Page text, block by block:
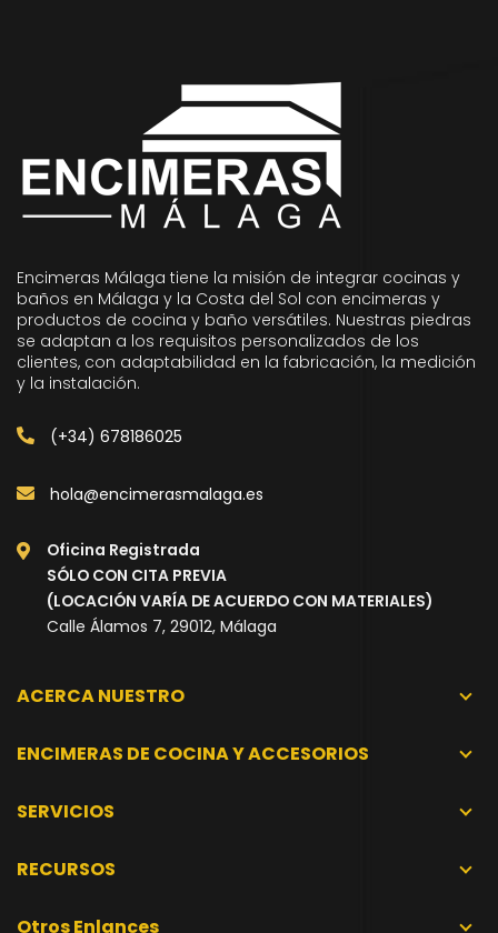
Encimeras Málaga tiene la misión de integrar cocinas y
baños en Málaga y la Costa del Sol con encimeras y
productos de cocina y baño versátiles. Nuestras piedras
se adaptan a los requisitos personalizados de los
clientes, con adaptabilidad en la fabricación, la medición
y la instalación.
(+34) 678186025
hola@encimerasmalaga.es
Oficina Registrada
SÓLO CON CITA PREVIA
(LOCACIÓN VARÍA DE ACUERDO CON MATERIALES)
Calle Álamos 7, 29012, Málaga
ACERCA NUESTRO
ENCIMERAS DE COCINA Y ACCESORIOS
SERVICIOS
RECURSOS
Otros Enlances